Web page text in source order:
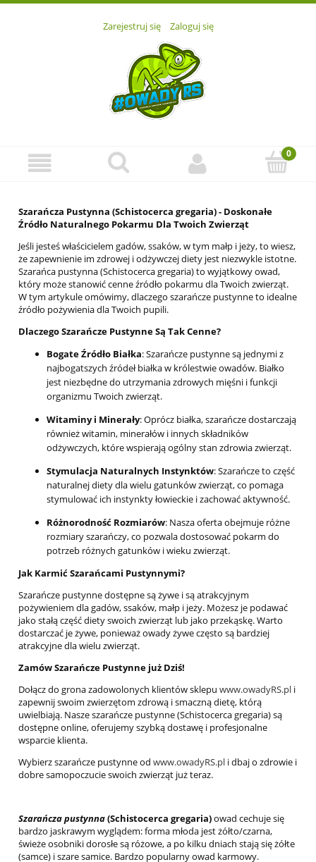
Zarejestruj się Zaloguj się
Szarańcza Pustynna (Schistocerca gregaria) - Doskonałe
Źródło Naturalnego Pokarmu Dla Twoich Zwierząt
Jeśli jesteś właścicielem gadów, ssaków, w tym małp i jeży, to wiesz,
że zapewnienie im zdrowej i odżywczej diety jest niezwykle istotne.
Szarańca pustynna (Schistocerca gregaria) to wyjątkowy owad,
który może stanowić cenne źródło pokarmu dla Twoich zwierząt.
W tym artykule omówimy, dlaczego szarańcze pustynne to idealne
źródło pożywienia dla Twoich pupili.
Dlaczego Szarańcze Pustynne Są Tak Cenne?
Bogate Źródło Białka: Szarańcze pustynne są jednymi z
najbogatszych źródeł białka w królestwie owadów. Białko
jest niezbędne do utrzymania zdrowych mięśni i funkcji
organizmu Twoich zwierząt.
Witaminy i Minerały: Oprócz białka, szarańcze dostarczają
również witamin, minerałów i innych składników
odżywczych, które wspierają ogólny stan zdrowia zwierząt.
Stymulacja Naturalnych Instynktów: Szarańcze to część
naturalnej diety dla wielu gatunków zwierząt, co pomaga
stymulować ich instynkty łowieckie i zachować aktywność.
Różnorodność Rozmiarów: Nasza oferta obejmuje różne
rozmiary szarańczy, co pozwala dostosować pokarm do
potrzeb różnych gatunków i wieku zwierząt.
Jak Karmić Szarańcami Pustynnymi?
Szarańcze pustynne dostępne są żywe i są atrakcyjnym
pożywieniem dla gadów, ssaków, małp i jeży. Możesz je podawać
jako stałą część diety swoich zwierząt lub jako przekąskę. Warto
dostarczać je żywe, ponieważ owady żywe często są bardziej
atrakcyjne dla wielu zwierząt.
Zamów Szarańcze Pustynne już Dziś!
Dołącz do grona zadowolonych klientów sklepu www.owadyRS.pl i
zapewnij swoim zwierzętom zdrową i smaczną dietę, którą
uwielbiają. Nasze szarańcze pustynne (Schistocerca gregaria) są
dostępne online, oferujemy szybką dostawę i profesjonalne
wsparcie klienta.
Wybierz szarańcze pustynne od www.owadyRS.pl i dbaj o zdrowie i
dobre samopoczucie swoich zwierząt już teraz.
Szarańcza pustynna(Schistocerca gregaria)owad cechuje się
bardzo jaskrawym wyglądem: forma młoda jest żółto/czarna,
świeże osobniki dorosłe są różowe, a po kilku dniach stają się żółte
(samce) i szare samice. Bardzo popularny owad karmowy.